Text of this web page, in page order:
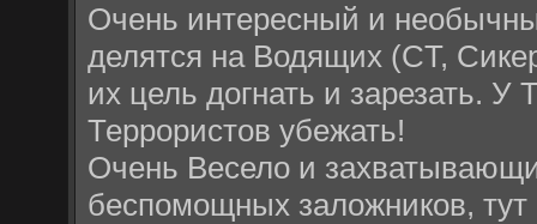
Очень интересный и
делятся на Водящих (CT,
их цель догнать и зарезать. У
Террористов убежать!
Очень Весело и
беспомощных заложников, тут